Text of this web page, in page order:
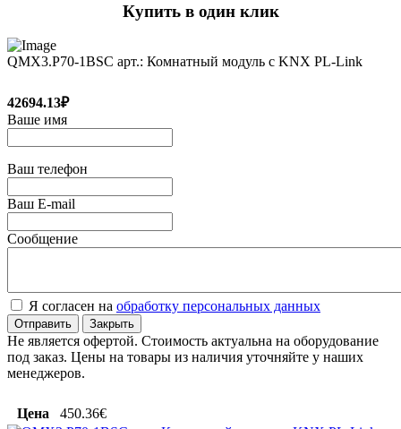
Купить в один клик
QMX3.P70-1BSC арт.: Комнатный модуль с KNX PL-Link
42694.13₽
Ваше имя
Ваш телефон
Ваш E-mail
Сообщение
Я согласен на обработку персональных данных
Отправить Закрыть
Не является офертой. Стоимость актуальна на оборудование
под заказ. Цены на товары из наличия уточняйте у наших
менеджеров.
Цена 450.36€